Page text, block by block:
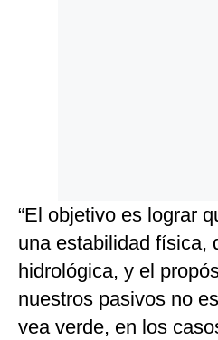
“El objetivo es lograr
una estabilidad física,
hidrológica, y el
nuestros pasivos no
vea verde, en los